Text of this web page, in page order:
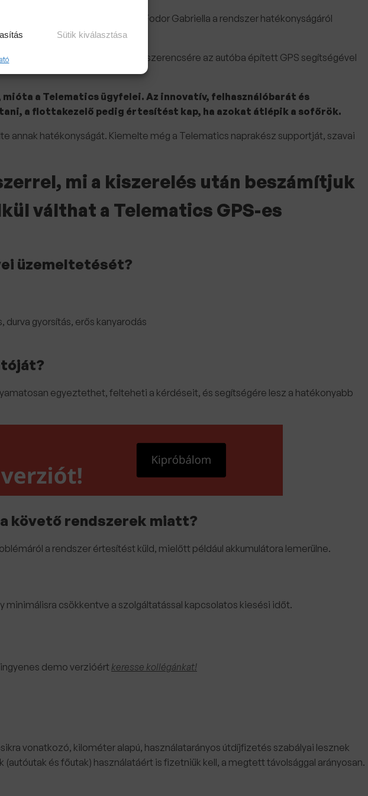
Sütik kiválasztása
húst” - jegyezte meg viccesen Fodor Gabriella a rendszer hatékonyságáról
a kocsit Münchenben, de szerencsére az autóba épített GPS segítségével
a Telematics ügyfelei. Az innovatív, felhasználóbarát és
a flottakezelő pedig értesítést kap, ha azokat átlépik a sofőrök.
annak hatékonyságát. Kiemelte még a Telematics naprakész supportját, szavai
mi a kiszerelés után beszámítjuk
válthat a Telematics GPS-es
üzemeltetését?
durva gyorsítás, erős kanyarodás
egyeztethet, felteheti a kérdéseit, és segítségére lesz a hatékonyabb
követő rendszerek miatt?
a rendszer értesítést küld, mielőtt például akkumulátora lemerülne.
minimálisra csökkentve a szolgáltatással kapcsolatos kiesési időt.
demo verzióért keresse kollégánkat!
vonatkozó, kilométer alapú, használatarányos útdíjfizetés szabályai lesznek
és főutak) használatáért is fizetniük kell, a megtett távolsággal arányosan.